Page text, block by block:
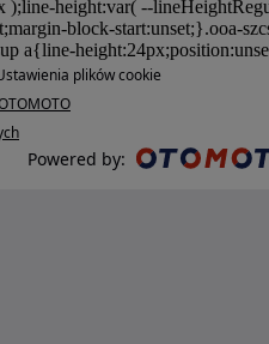
plików cookie
Powered by: